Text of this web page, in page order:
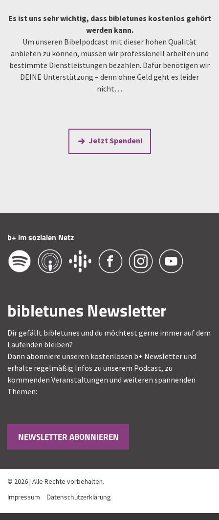
Es ist uns sehr wichtig, dass bibletunes kostenlos gehört
werden kann.
Um unseren Bibelpodcast mit dieser hohen Qualität
anbieten zu können, müssen wir professionell arbeiten und
bestimmte Dienstleistungen bezahlen. Dafür benötigen wir
DEINE Unterstützung – denn ohne Geld geht es leider
nicht…
Jetzt Spenden!
b+ im sozialen Netz
bibletunes Newsletter
Dir gefällt bibletunes und du möchtest gerne immer auf dem
Laufenden bleiben?
Dann abonniere unseren kostenlosen b+ Newsletter und
erhalte regelmäßig Infos zu unserem Podcast, zu
kommenden Veranstaltungen und weiteren spannenden
Themen:
NEWSLETTER ABONNIEREN
© 2026 | Alle Rechte vorbehalten.
Impressum Datenschutzerklärung